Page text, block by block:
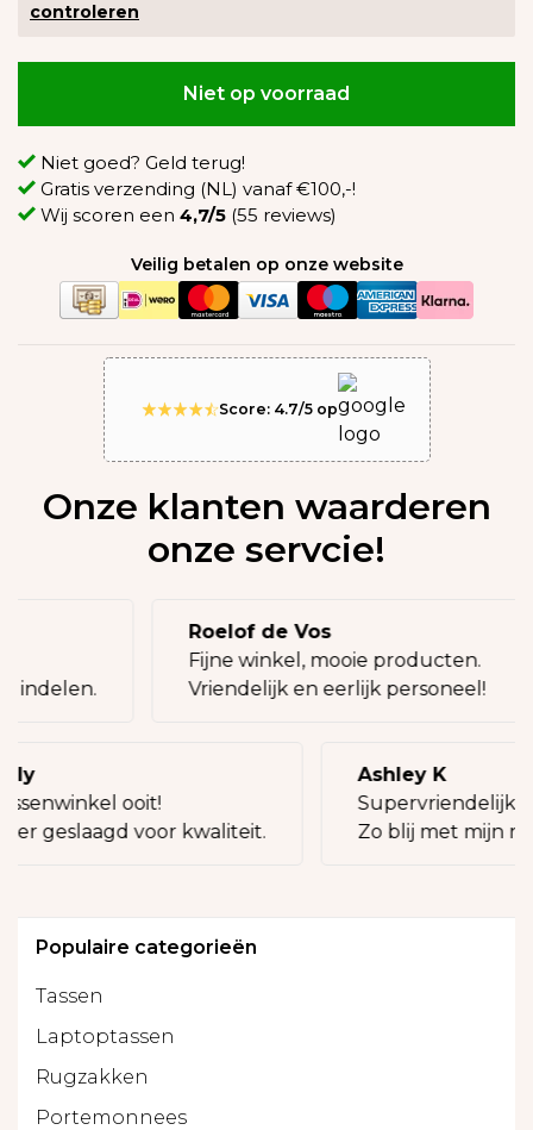
controleren
Niet op voorraad
Niet goed? Geld terug!
Gratis verzending (NL) vanaf €100,-!
Wij scoren een 4,7/5 (55 reviews)
Veilig betalen op onze website
Score: 4.7/5 op
Onze klanten waarderen
onze servcie!
indelen.
Roelof de Vos
Fijne winkel, mooie producten.
Vriendelijk en eerlijk personeel!
ooit!
geslaagd voor kwaliteit.
Ashley K
Supervriendelijke
Zo blij met mijn
Populaire categorieën
Tassen
Laptoptassen
Rugzakken
Portemonnees